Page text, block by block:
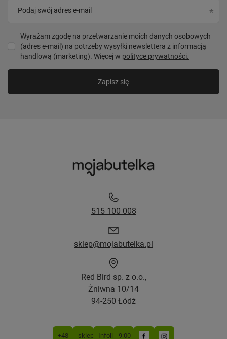
Podaj swój adres e-mail
Wyrażam zgodę na przetwarzanie moich danych osobowych
(adres e-mail) na potrzeby wysyłki newslettera z informacją
handlową (marketing). Więcej w polityce prywatności.
Zapisz się
515 100 008
sklep@mojabutelka.pl
Red Bird sp. z o.o.,
Żniwna 10/14
94-250 Łódź
+48
sklep@mojabutelka.pl
Infolinia9:00